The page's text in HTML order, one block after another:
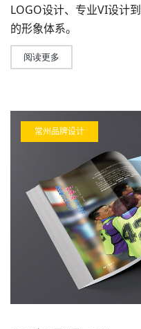
LOGO设计、专业VI设计到
的形象体系。
阅读更多
常州品牌设计